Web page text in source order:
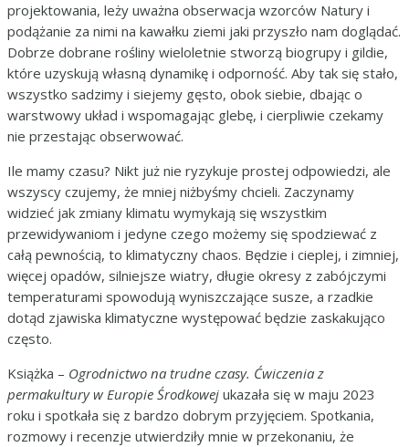
projektowania, leży uważna obserwacja wzorców Natury i
podążanie za nimi na kawałku ziemi jaki przyszło nam doglądać.
Dobrze dobrane rośliny wieloletnie stworzą biogrupy i gildie,
które uzyskują własną dynamikę i odporność. Aby tak się stało,
wszystko sadzimy i siejemy gęsto, obok siebie, dbając o
warstwowy układ i wspomagając glebę, i cierpliwie czekamy
nie przestając obserwować.
Ile mamy czasu? Nikt już nie ryzykuje prostej odpowiedzi, ale
wszyscy czujemy, że mniej niżbyśmy chcieli. Zaczynamy
widzieć jak zmiany klimatu wymykają się wszystkim
przewidywaniom i jedyne czego możemy się spodziewać z
całą pewnością, to klimatyczny chaos. Będzie i cieplej, i zimniej,
więcej opadów, silniejsze wiatry, długie okresy z zabójczymi
temperaturami spowodują wyniszczające susze, a rzadkie
dotąd zjawiska klimatyczne występować będzie zaskakująco
często.
Książka – Ogrodnictwo na trudne czasy. Ćwiczenia z
permakultury w Europie Środkowej ukazała się w maju 2023
roku i spotkała się z bardzo dobrym przyjęciem. Spotkania,
rozmowy i recenzje utwierdziły mnie w przekonaniu, że